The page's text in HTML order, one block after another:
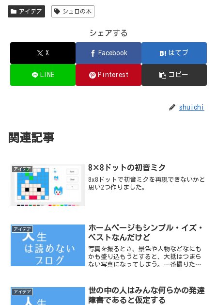
アイデア シュロの木
シェアする
X Facebook はてブ
LINE Pinterest コピー
shuichi
関連記事
アイデア 8×8ドットの初音ミク
8x8ドットで初音ミクを再現できないかと
思い2つ作りました。
アイデア
ホームページもシンプル・イズ・
ベストなんだけど
写真を撮るとき、景色や人物などなにも
かも盛り込もうとすると、大抵はつまら
ない写真になってしまう。一番撮りたい
その写真の意図がはっきりとする。どこ
に視点が定まっているか？...
アイデア
世の中の人はみんな何らかの発達
障害であると仮定する